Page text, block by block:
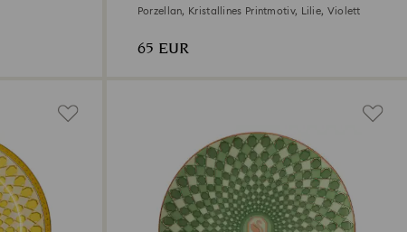
Porzellan, Kristallines Printmotiv, Lilie, Violett
65 EUR